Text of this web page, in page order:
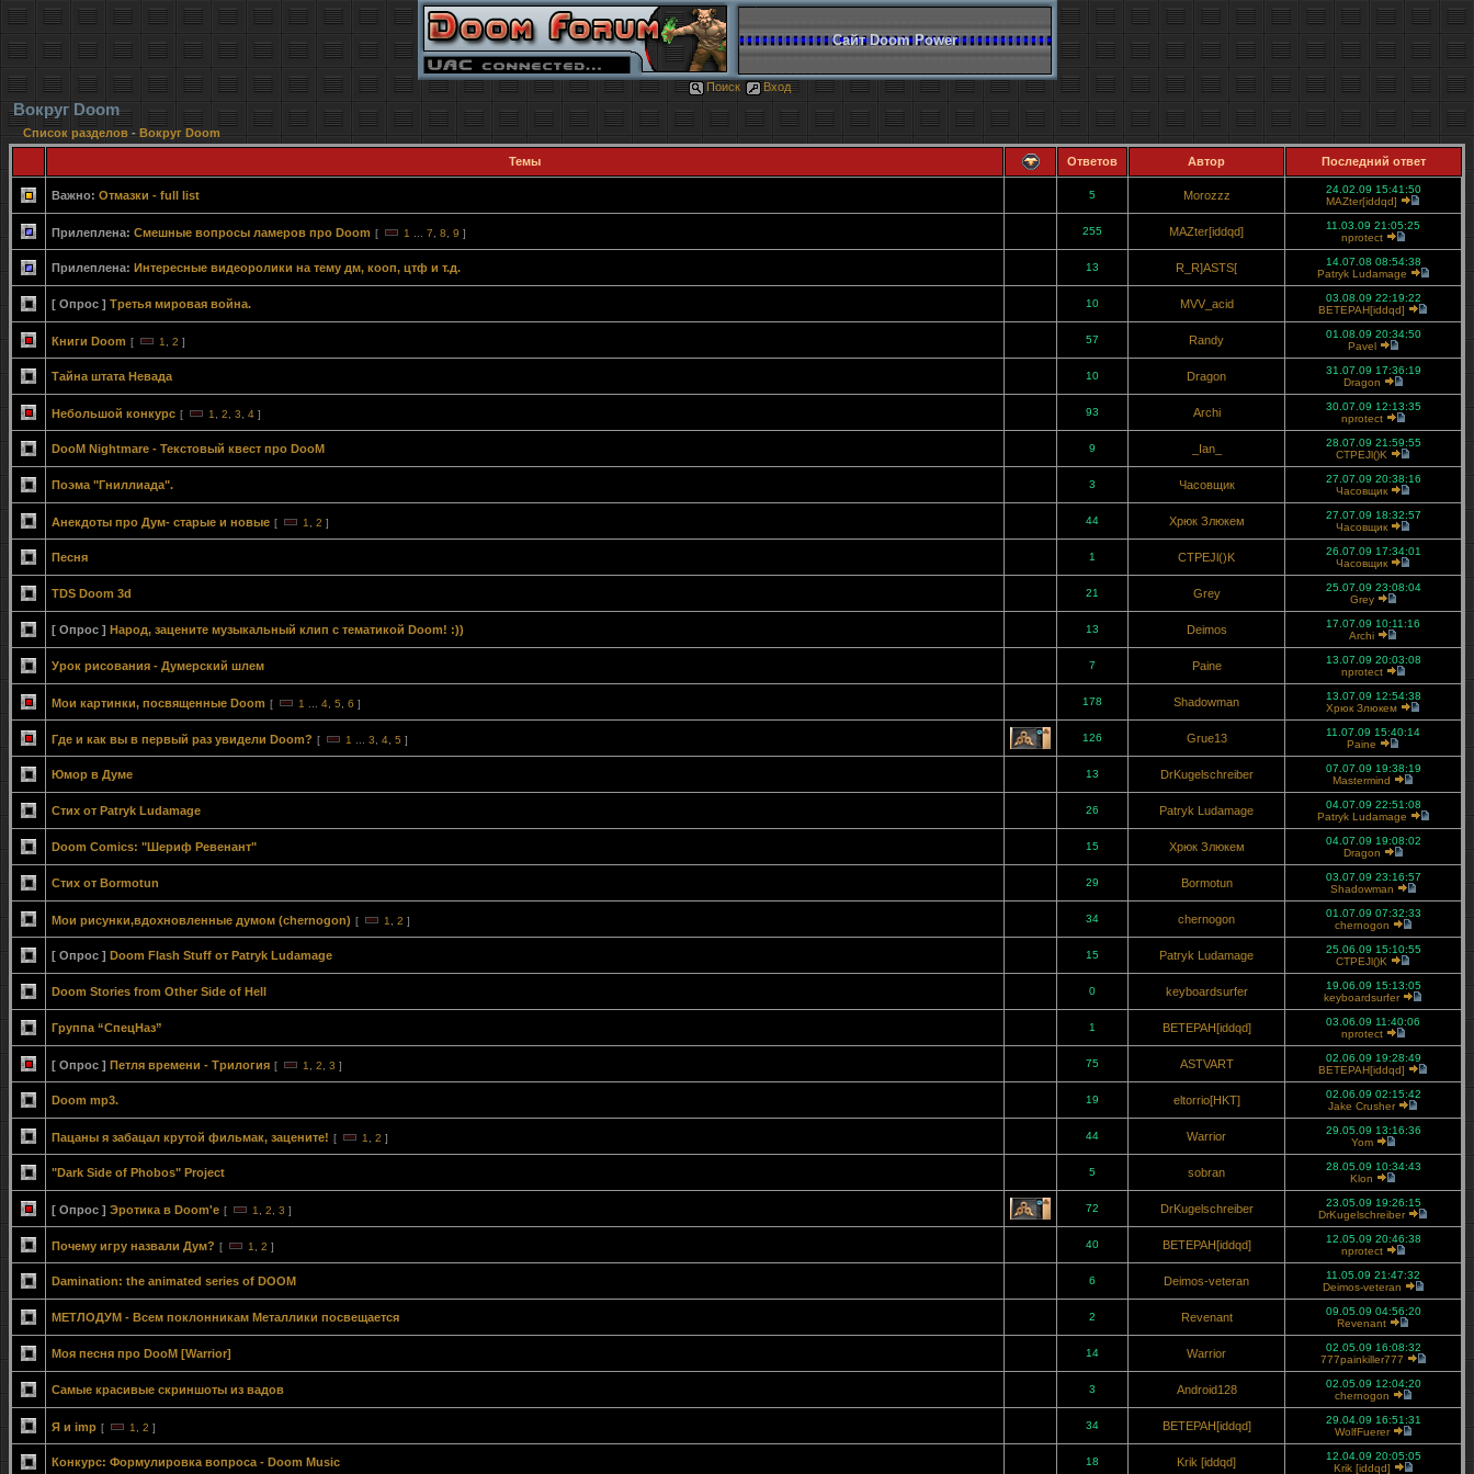
Сайт Doom Power
Поиск Вход
Вокруг Doom
Список разделов - Вокруг Doom
Темы Ответов Автор Последний ответ
Важно: Отмазки - full list 5 Morozzz
24.02.09 15:41:50
MAZter[iddqd]
Прилеплена: Смешные вопросы ламеров про Doom [ 1 7 8 9 ] 255 MAZter[iddqd]
11.03.09 21:05:25
nprotect
Прилеплена: Интересные видеоролики на тему дм, кооп, цтф и т.д. 13 R_R]ASTS[
14.07.08 08:54:38
Patryk Ludamage
[ Опрос ] Третья мировая война. 10 MVV_acid
03.08.09 22:19:22
BETEPAH[iddqd]
Книги Doom [ 1 2 ] 57 Randy
01.08.09 20:34:50
Pavel
Тайна штата Невада 10 Dragon
31.07.09 17:36:19
Dragon
Небольшой конкурс [ 1 2 3 4 ] 93 Archi
30.07.09 12:13:35
nprotect
DooM Nightmare - Текстовый квест про DooM 9 _Ian_
28.07.09 21:59:55
CTPEJl()K
Поэма "Гниллиада". 3 Часовщик
27.07.09 20:38:16
Часовщик
Анекдоты про Дум- старые и новые [ 1 2 ] 44 Хрюк Злюкем
27.07.09 18:32:57
Часовщик
Песня 1 CTPEJl()K
26.07.09 17:34:01
Часовщик
TDS Doom 3d 21 Grey
25.07.09 23:08:04
Grey
[ Опрос ] Народ, зацените музыкальный клип с тематикой Doom! :)) 13 Deimos
17.07.09 10:11:16
Archi
Урок рисования - Думерский шлем 7 Paine
13.07.09 20:03:08
nprotect
Мои картинки, посвященные Doom [ 1 4 5 6 ] 178 Shadowman
13.07.09 12:54:38
Хрюк Злюкем
Где и как вы в первый раз увидели Doom? [ 1 3 4 5 ] 126 Grue13
11.07.09 15:40:14
Paine
Юмор в Думе 13 DrKugelschreiber
07.07.09 19:38:19
Mastermind
Стих от Patryk Ludamage 26 Patryk Ludamage
04.07.09 22:51:08
Patryk Ludamage
Doom Comics: "Шериф Ревенант" 15 Хрюк Злюкем
04.07.09 19:08:02
Dragon
Стих от Bormotun 29 Bormotun
03.07.09 23:16:57
Shadowman
Мои рисунки,вдохновленные думом (chernogon) [ 1 2 ] 34 chernogon
01.07.09 07:32:33
chernogon
[ Опрос ] Doom Flash Stuff от Patryk Ludamage 15 Patryk Ludamage
25.06.09 15:10:55
CTPEJl()K
Doom Stories from Other Side of Hell 0 keyboardsurfer
19.06.09 15:13:05
keyboardsurfer
Группа “СпецНаз” 1 BETEPAH[iddqd]
03.06.09 11:40:06
nprotect
[ Опрос ] Петля времени - Трилогия [ 1 2 3 ] 75 ASTVART
02.06.09 19:28:49
BETEPAH[iddqd]
Doom mp3. 19 eltorrio[HKT]
02.06.09 02:15:42
Jake Crusher
Пацаны я забацал крутой фильмак, зацените! [ 1 2 ] 44 Warrior
29.05.09 13:16:36
Yom
"Dark Side of Phobos" Project 5 sobran
28.05.09 10:34:43
Klon
[ Опрос ] Эротика в Doom'е [ 1 2 3 ] 72 DrKugelschreiber
23.05.09 19:26:15
DrKugelschreiber
Почему игру назвали Дум? [ 1 2 ] 40 BETEPAH[iddqd]
12.05.09 20:46:38
nprotect
Damination: the animated series of DOOM 6 Deimos-veteran
11.05.09 21:47:32
Deimos-veteran
МЕТЛОДУМ - Всем поклонникам Металлики посвещается 2 Revenant
09.05.09 04:56:20
Revenant
Моя песня про DooM [Warrior] 14 Warrior
02.05.09 16:08:32
777painkiller777
Самые красивые скриншоты из вадов 3 Android128
02.05.09 12:04:20
chernogon
Я и imp [ 1 2 ] 34 BETEPAH[iddqd]
29.04.09 16:51:31
WolfFuerer
Конкурс: Формулировка вопроса - Doom Music 18 Krik [iddqd]
12.04.09 20:05:05
Krik [iddqd]